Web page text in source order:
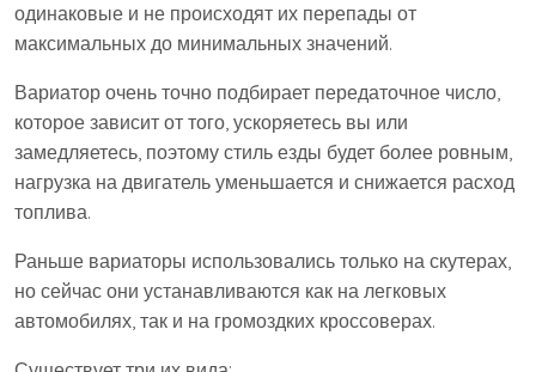
одинаковые и не происходят их перепады от
максимальных до минимальных значений.
Вариатор очень точно подбирает передаточное число,
которое зависит от того, ускоряетесь вы или
замедляетесь, поэтому стиль езды будет более ровным,
нагрузка на двигатель уменьшается и снижается расход
топлива.
Раньше вариаторы использовались только на скутерах,
но сейчас они устанавливаются как на легковых
автомобилях, так и на громоздких кроссоверах.